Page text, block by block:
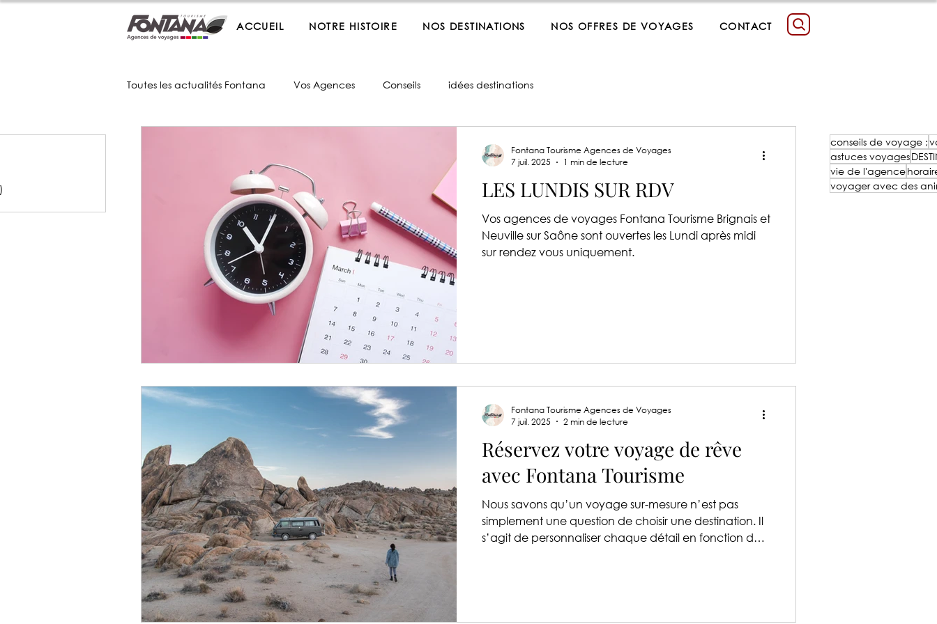
ACCUEIL NOTRE HISTOIRE NOS DESTINATIONS NOS OFFRES DE VOYAGES CONTACT
Toutes les actualités Fontana Vos Agences Conseils idées destinations
LES LUNDIS SUR RDV
Vos agences de voyages Fontana Tourisme Brignais et
Neuville sur Saône sont ouvertes les Lundi après midi
sur rendez vous uniquement.
Fontana Tourisme Agences de Voyages
7 juil. 2025
1 min de lecture
Réservez votre voyage de rêve
avec Fontana Tourisme
Nous savons qu’un voyage sur-mesure n’est pas
simplement une question de choisir une destination. Il
s’agit de personnaliser chaque détail en fonction de
Fontana Tourisme Agences de Voyages
7 juil. 2025
2 min de lecture
conseils de voyage ;
astuces voyages
vie de l'agence
voyager avec des